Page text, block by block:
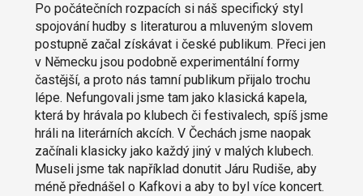
Po počátečních rozpacích si náš specifický styl
spojování hudby s literaturou a mluveným slovem
postupně začal získávat i české publikum. Přeci jen
v Německu jsou podobně experimentální formy
častější, a proto nás tamní publikum přijalo trochu
lépe. Nefungovali jsme tam jako klasická kapela,
která by hrávala po klubech či festivalech, spíš jsme
hráli na literárních akcích. V Čechách jsme naopak
začínali klasicky jako každý jiný v malých klubech.
Museli jsme tak například donutit Járu Rudiše, aby
méně přednášel o Kafkovi a aby to byl více koncert.